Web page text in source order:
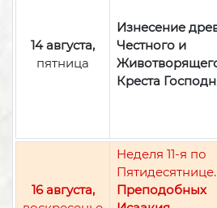
14 августа,
пятница
Изнесение
Честного и
Креста
16 августа,
Неделя 11-я по
Пятидесятнице.
Преподобных